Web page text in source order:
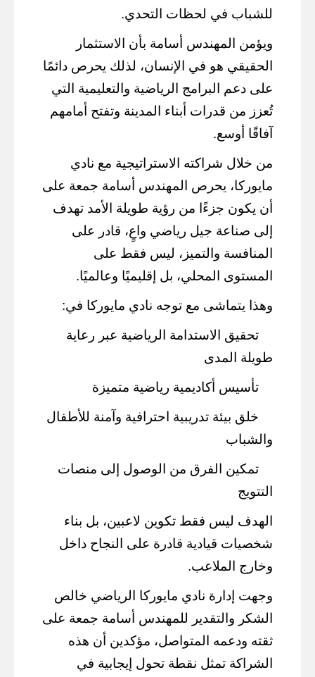
للشباب في لحظات التحدي.
ويؤمن المهندس أسامة بأن الاستثمار
الحقيقي هو في الإنسان، لذلك يحرص دائمًا
على دعم البرامج الرياضية والتعليمية التي
تُعزز من قدرات أبناء المدينة وتفتح أمامهم
آفاقًا أوسع.
من خلال شراكته الاستراتيجية مع نادي
مايوركا، يحرص المهندس أسامة جمعة على
أن يكون جزءًا من رؤية طويلة الأمد تهدف
إلى صناعة جيل رياضي واعٍ، قادر على
المنافسة والتميز، ليس فقط على
المستوى المحلي، بل إقليميًا وعالميًا.
وهذا يتماشى مع توجه نادي مايوركا في:
تحقيق الاستدامة الرياضية عبر رعاية
طويلة المدى
تأسيس أكاديمية رياضية متميزة
خلق بيئة تدريبية احترافية وآمنة للأطفال
والشباب
تمكين الفرق من الوصول إلى منصات
التتويج
الهدف ليس فقط تكوين لاعبين، بل بناء
شخصيات قيادية قادرة على النجاح داخل
وخارج الملاعب.
وجهت إدارة نادي مايوركا الرياضي خالص
الشكر والتقدير للمهندس أسامة جمعة على
ثقته ودعمه المتواصل، مؤكدين أن هذه
الشراكة تمثل نقطة تحول إيجابية في